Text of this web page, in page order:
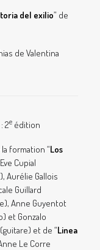
del exilio” de
de Valentina
2e édition
formation “Los
Cupial
Aurélie Gallois
Guillard
Anne Guyentot
et Gonzalo
et de “Linea
Le Corre